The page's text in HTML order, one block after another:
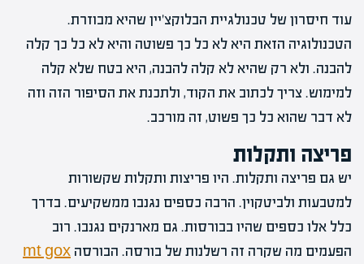
עוד חיסרון של טכנולגיית הבלוקצ'יין שהיא מבוזרת.
הטכנולוגיה הזאת היא לא כל כך פשוטה והיא לא כל כך קלה
להבנה. ולא רק שהיא לא קלה להבנה, היא בטח שלא קלה
למימוש. צריך לכתוב את הקוד, ולתכנת את הסיפור הזה וזה
לא דבר שהוא כל כך פשוט, זה מורכב.
פריצה ותקלות
יש גם פריצה ותקלות. היו פריצות ותקלות שקשורות
למטבעות ולביטקוין. הרבה כספים נגנבו ממשקיעים. בדרך
כלל אלו כספים שהיו בבורסות. גם מארנקים נגנבו. רוב
הפעמים מה שקרה זה רשלנות של בורסה. הבורסה mt gox